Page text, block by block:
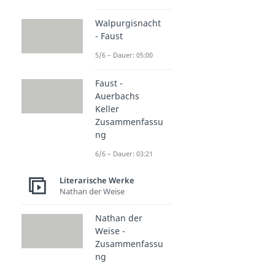
Walpurgisnacht
- Faust
5/6 – Dauer: 05:00
Faust -
Auerbachs
Keller
Zusammenfassu
ng
6/6 – Dauer: 03:21
Literarische Werke
Nathan der Weise
Nathan der
Weise -
Zusammenfassu
ng